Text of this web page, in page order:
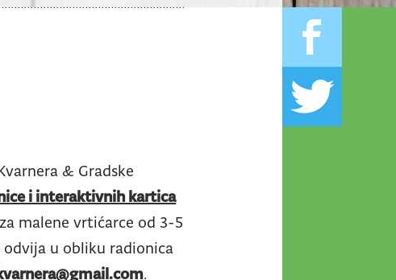
& Gradske
i interaktivnih kartica
malene vrtićarce od 3-5
odvija u obliku radionica
.